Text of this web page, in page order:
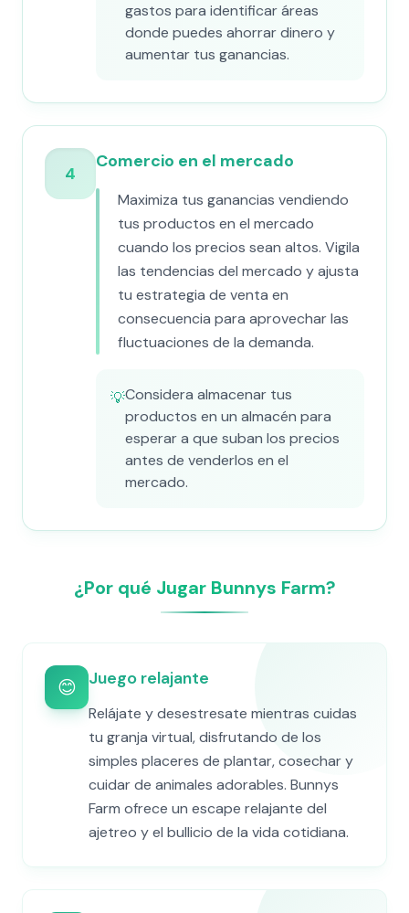
gastos para identificar áreas
donde puedes ahorrar dinero y
aumentar tus ganancias.
4
Comercio en el mercado
Maximiza tus ganancias vendiendo
tus productos en el mercado
cuando los precios sean altos. Vigila
las tendencias del mercado y ajusta
tu estrategia de venta en
consecuencia para aprovechar las
fluctuaciones de la demanda.
💡Considera almacenar tus
productos en un almacén para
esperar a que suban los precios
antes de venderlos en el
mercado.
¿Por qué Jugar Bunnys Farm?
😊 Juego relajante
Relájate y desestresate mientras cuidas
tu granja virtual, disfrutando de los
simples placeres de plantar, cosechar y
cuidar de animales adorables. Bunnys
Farm ofrece un escape relajante del
ajetreo y el bullicio de la vida cotidiana.